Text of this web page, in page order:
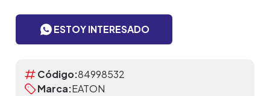
ESTOY INTERESADO
Código:84998532
Marca:EATON